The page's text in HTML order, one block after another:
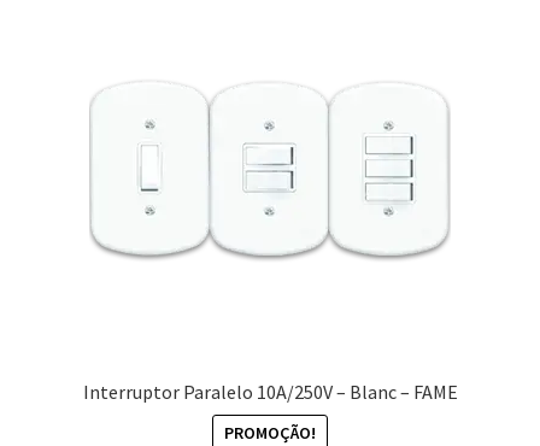
Interruptor Paralelo 10A/250V – Blanc – FAME
PROMOÇÃO!